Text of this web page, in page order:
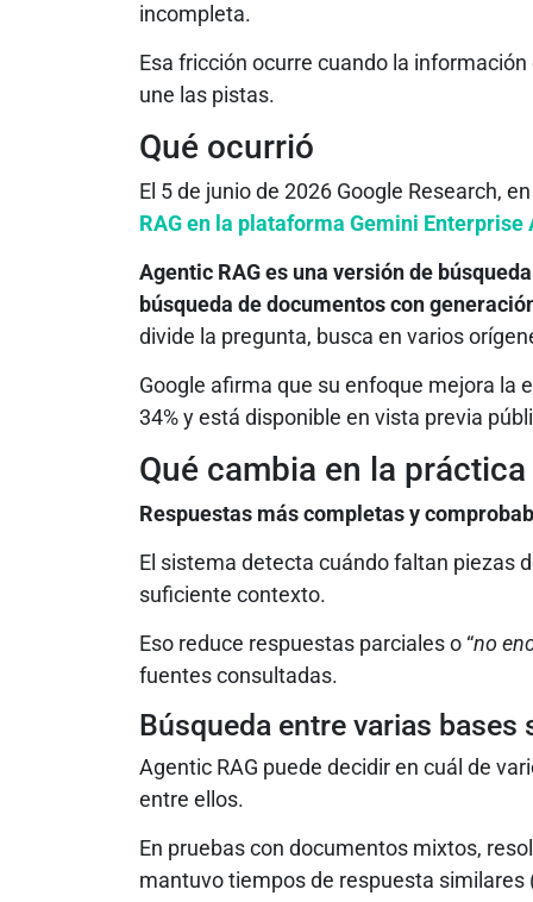
incompleta.
Esa fricción ocurre cuando la
une las pistas.
Qué ocurrió
El 5 de junio de 2026 Google Research,
RAG en la plataforma Gemini
Agentic RAG es una versión de
búsqueda de documentos con
divide la pregunta, busca en varios
Google afirma que su enfoque mejora la
34% y está disponible en vista previa
Qué cambia en la práctica
Respuestas más completas y
El sistema detecta cuándo faltan piezas
suficiente contexto.
Eso reduce respuestas parciales o “no
fuentes consultadas.
Búsqueda entre varias bases
Agentic RAG puede decidir en cuál de
entre ellos.
En pruebas con documentos mixtos,
mantuvo tiempos de respuesta similares